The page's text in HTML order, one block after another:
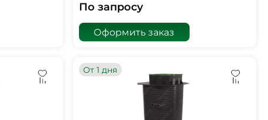
По запросу
Оформить заказ
От 1 дня